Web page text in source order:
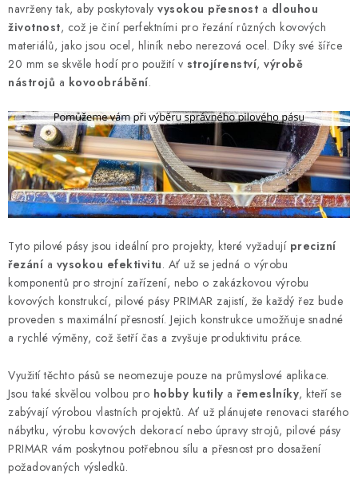
r
v
k
y
v
ý
p
i
s
u
o
v
á
n
navrženy tak, aby poskytovaly vysokou přesnost a dlouhou
životnost, což je činí perfektními pro řezání různých kovových
materiálů, jako jsou ocel, hliník nebo nerezová ocel. Díky své šířce
20 mm se skvěle hodí pro použití v strojírenství, výrobě
nástrojů a kovoobrábění.
Tyto pilové pásy jsou ideální pro projekty, které vyžadují precizní
řezání a vysokou efektivitu. Ať už se jedná o výrobu
komponentů pro strojní zařízení, nebo o zakázkovou výrobu
kovových konstrukcí, pilové pásy PRIMAR zajistí, že každý řez bude
proveden s maximální přesností. Jejich konstrukce umožňuje snadné
a rychlé výměny, což šetří čas a zvyšuje produktivitu práce.
Využití těchto pásů se neomezuje pouze na průmyslové aplikace.
Jsou také skvělou volbou pro hobby kutily a řemeslníky, kteří se
zabývají výrobou vlastních projektů. Ať už plánujete renovaci starého
nábytku, výrobu kovových dekorací nebo úpravy strojů, pilové pásy
PRIMAR vám poskytnou potřebnou sílu a přesnost pro dosažení
požadovaných výsledků.